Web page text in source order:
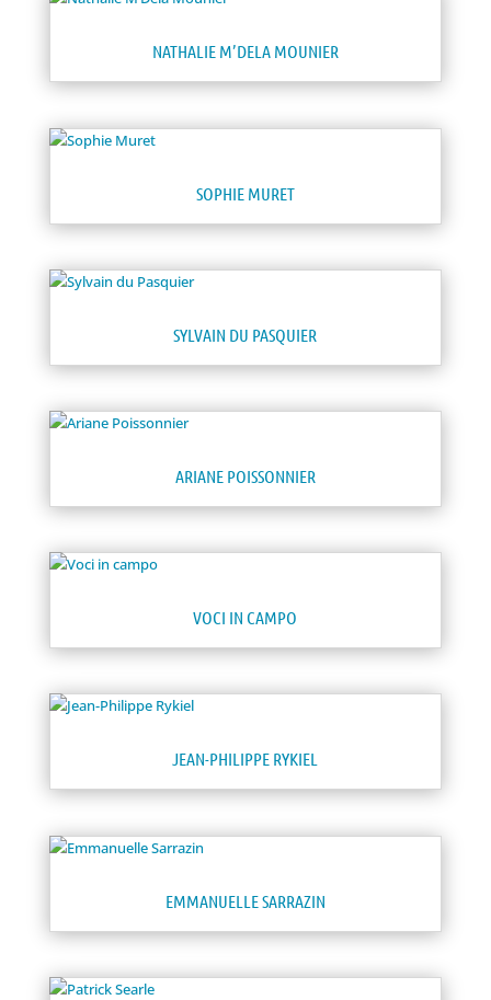
NATHALIE M’DELA MOUNIER
SOPHIE MURET
SYLVAIN DU PASQUIER
ARIANE POISSONNIER
VOCI IN CAMPO
JEAN-PHILIPPE RYKIEL
EMMANUELLE SARRAZIN